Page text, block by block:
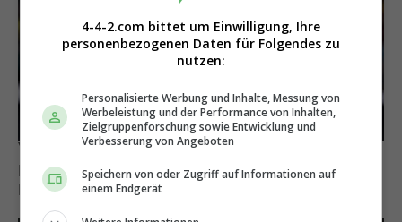
Yakin nicht dabei
Das sind die 10 bestbezahlten
Nationaltrainer der Welt
4-4-2.com bittet um Einwilligung, Ihre
personenbezogenen Daten für Folgendes zu
nutzen:
Personalisierte Werbung und Inhalte, Messung von
Werbeleistung und der Performance von Inhalten,
Zielgruppenforschung sowie Entwicklung und
Verbesserung von Angeboten
Speichern von oder Zugriff auf Informationen auf
einem Endgerät